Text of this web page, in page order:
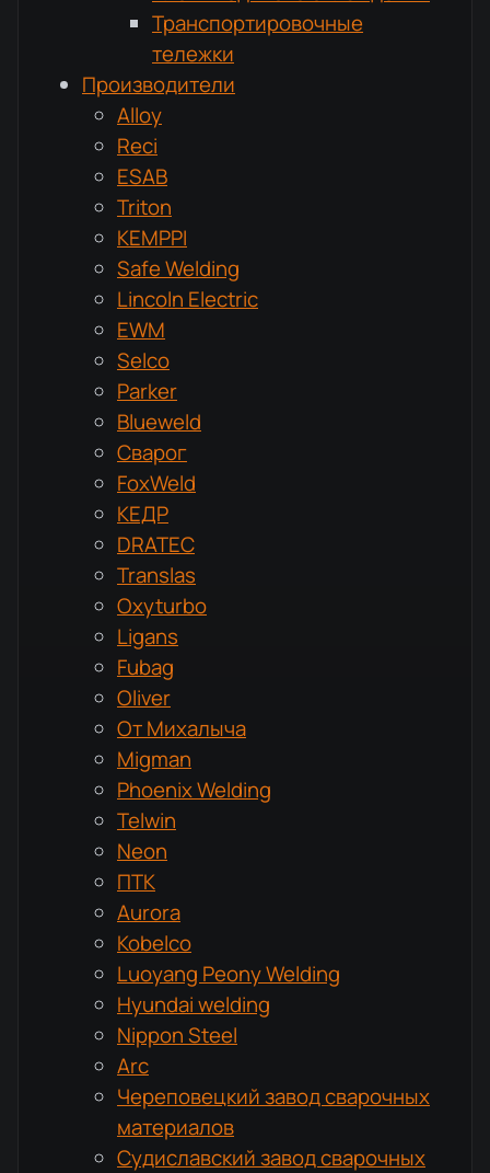
Транспортировочные
тележки
Производители
Alloy
Reci
ESAB
Triton
KEMPPI
Safe Welding
Lincoln Electric
EWM
Selco
Parker
Blueweld
Сварог
FoxWeld
КЕДР
DRATEC
Translas
Oxyturbo
Ligans
Fubag
Oliver
От Михалыча
Migman
Phoenix Welding
Telwin
Neon
ПТК
Aurora
Kobelco
Luoyang Peony Welding
Hyundai welding
Nippon Steel
Arc
Череповецкий завод сварочных
материалов
Судиславский завод сварочных